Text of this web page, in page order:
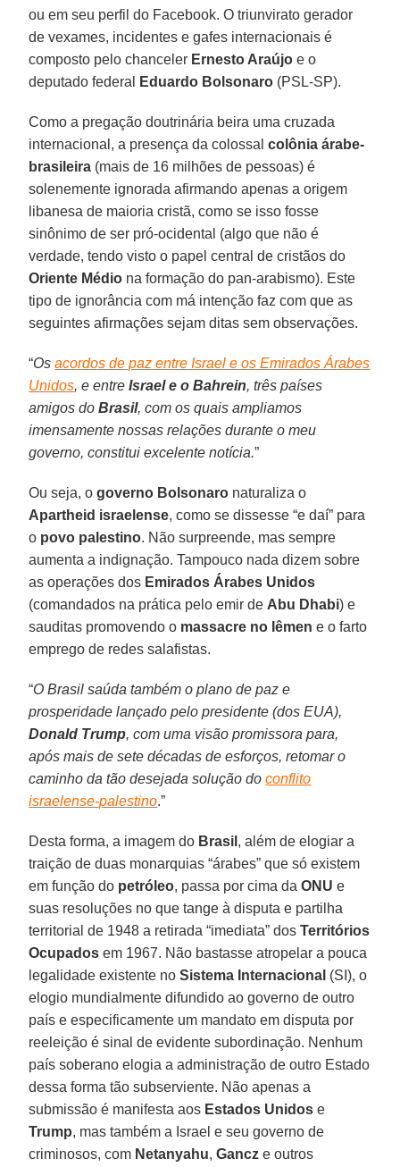
ou em seu perfil do Facebook. O triunvirato gerador
de vexames, incidentes e gafes internacionais é
composto pelo chanceler Ernesto Araújo e o
deputado federal
Eduardo Bolsonaro (PSL-SP).
Como a pregação doutrinária beira uma cruzada
internacional, a presença da colossalcolônia árabe-
brasileira (mais de 16 milhões de pessoas) é
solenemente ignorada afirmando apenas a origem
libanesa de maioria cristã, como se isso fosse
sinônimo de ser pró-ocidental (algo que não é
verdade, tendo visto o papel central de cristãos do
Oriente Médio na formação do pan-arabismo). Este
tipo de ignorância com má intenção faz com que as
seguintes afirmações sejam ditas sem observações.
“Osacordos de paz entre Israel e os Emirados Árabes
Unidos, e entreIsrael e o Bahrein, três países
amigos doBrasil, com os quais ampliamos
imensamente nossas relações durante o meu
governo, constitui excelente notícia.”
Ou seja, ogoverno Bolsonaro naturaliza o
Apartheid israelense, como se dissesse “e daí” para
o povo palestino. Não surpreende, mas sempre
aumenta a indignação. Tampouco nada dizem sobre
as operações dos Emirados Árabes Unidos
(comandados na prática pelo emir de Abu Dhabi) e
sauditas promovendo o massacre no Iêmen e o farto
emprego de redes salafistas.
“O Brasil saúda também o plano de paz e
prosperidade lançado pelo presidente (dos EUA),
Donald Trump, com uma visão promissora para,
após mais de sete décadas de esforços, retomar o
caminho da tão desejada solução doconflito
israelense-palestino.”
Desta forma, a imagem do Brasil , além de elogiar a
traição de duas monarquias “árabes” que só existem
em função do petróleo, passa por cima daONU e
suas resoluções no que tange à disputa e partilha
territorial de 1948 a retirada “imediata” dosTerritórios
Ocupados em 1967. Não bastasse atropelar a pouca
legalidade existente noSistema Internacional (SI), o
elogio mundialmente difundido ao governo de outro
país e especificamente um mandato em disputa por
reeleição é sinal de evidente subordinação. Nenhum
país soberano elogia a administração de outro Estado
dessa forma tão subserviente. Não apenas a
submissão é manifesta aos Estados Unidos e
Trump, mas também a Israel e seu governo de
criminosos, com Netanyahu,Gancz e outros